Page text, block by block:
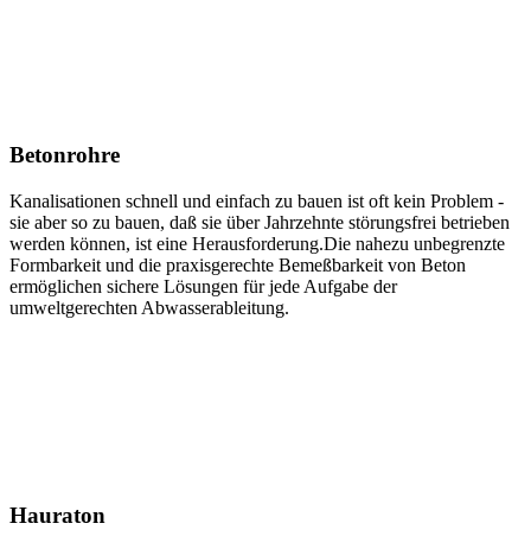
Betonrohre
Kanalisationen schnell und einfach zu bauen ist oft kein Problem -
sie aber so zu bauen, daß sie über Jahrzehnte störungsfrei betrieben
werden können, ist eine Herausforderung.Die nahezu unbegrenzte
Formbarkeit und die praxisgerechte Bemeßbarkeit von Beton
ermöglichen sichere Lösungen für jede Aufgabe der
umweltgerechten Abwasserableitung.
Hauraton